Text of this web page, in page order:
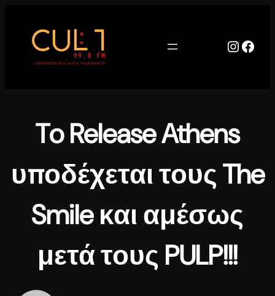
περιεχόμενο
To Release Athens
υποδέχεται τους The
Smile και αμέσως
μετά τους PULP!!!